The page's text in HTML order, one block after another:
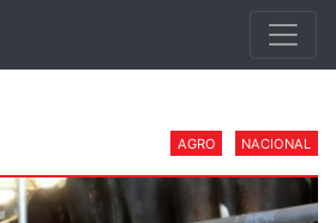
AGRO NACIONAL